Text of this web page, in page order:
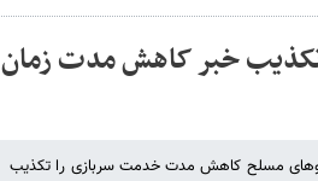
خبر کاهش مدت زمان
مسلح کاهش مدت خدمت سربازی را تکذیب